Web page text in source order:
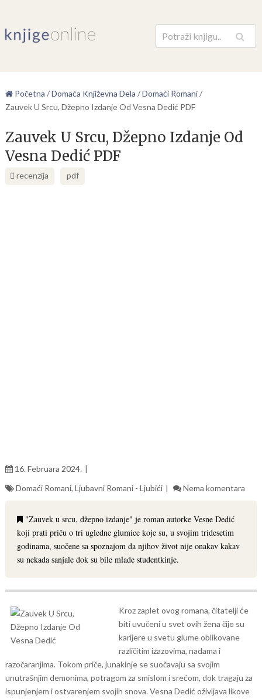
Pretraga
Početna /Domaća Književna Dela /Domaći Romani/
Zauvek U Srcu, Džepno Izdanje Od Vesna Dedić PDF
Zauvek U Srcu, Džepno Izdanje Od
Vesna Dedić PDF
recenzija pdf
16. Februara 2024.
Domaći Romani, Ljubavni Romani - Ljubići Nema komentara
"Zauvek u srcu, džepno izdanje" je roman autorke Vesne Dedić
koji prati priču o tri ugledne glumice koje su, u svojim tridesetim
godinama, suočene sa spoznajom da njihov život nije onakav kakav
su nekada sanjale dok su bile mlade studentkinje.
Kroz zaplet ovog romana, čitatelji će
biti uvučeni u svet ovih žena čije su
karijere u svetu glume oblikovane
različitim izazovima, nadama i
razočaranjima. Tokom priče, junakinje se suočavaju sa svojim
unutrašnjim demonima, potragom za smislom i srećom, dok tragaju za
ispunjenjem i ostvarenjem svojih snova. Vesna Dedić oživljava likove